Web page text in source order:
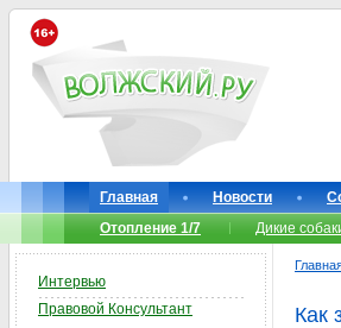
Главная Новости
Отопление 1/7
Дикие
Как
Интервью
Правовой Консультант